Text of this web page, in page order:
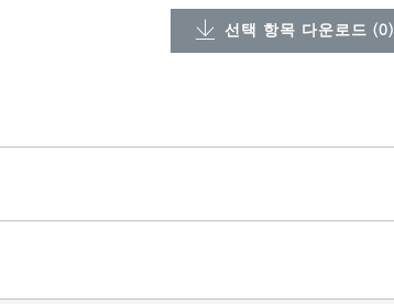
선택 항목 다운로드 (0)